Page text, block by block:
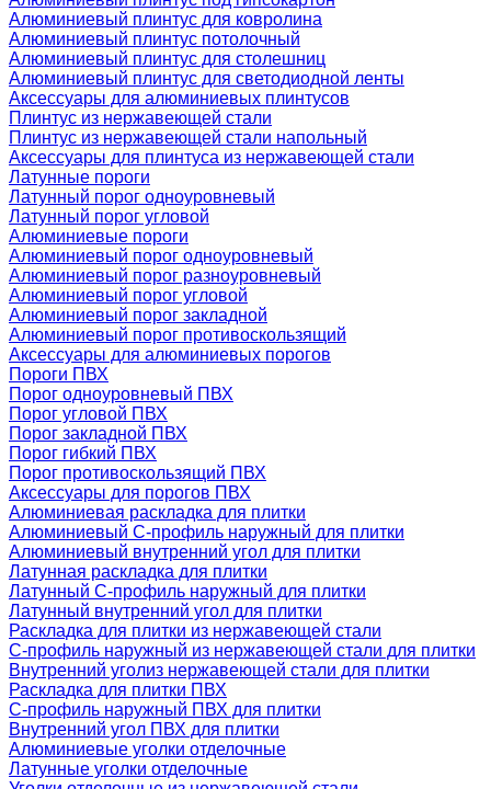
Алюминиевый плинтус для ковролина
Алюминиевый плинтус потолочный
Алюминиевый плинтус для столешниц
Алюминиевый плинтус для светодиодной ленты
Аксессуары для алюминиевых плинтусов
Плинтус из нержавеющей стали
Плинтус из нержавеющей стали напольный
Аксессуары для плинтуса из нержавеющей стали
Латунные пороги
Латунный порог одноуровневый
Латунный порог угловой
Алюминиевые пороги
Алюминиевый порог одноуровневый
Алюминиевый порог разноуровневый
Алюминиевый порог угловой
Алюминиевый порог закладной
Алюминиевый порог противоскользящий
Аксессуары для алюминиевых порогов
Пороги ПВХ
Порог одноуровневый ПВХ
Порог угловой ПВХ
Порог закладной ПВХ
Порог гибкий ПВХ
Порог противоскользящий ПВХ
Аксессуары для порогов ПВХ
Алюминиевая раскладка для плитки
Алюминиевый С-профиль наружный для плитки
Алюминиевый внутренний угол для плитки
Латунная раскладка для плитки
Латунный С-профиль наружный для плитки
Латунный внутренний угол для плитки
Раскладка для плитки из нержавеющей стали
С-профиль наружный из нержавеющей стали для плитки
Внутренний уголиз нержавеющей стали для плитки
Раскладка для плитки ПВХ
С-профиль наружный ПВХ для плитки
Внутренний угол ПВХ для плитки
Алюминиевые уголки отделочные
Латунные уголки отделочные